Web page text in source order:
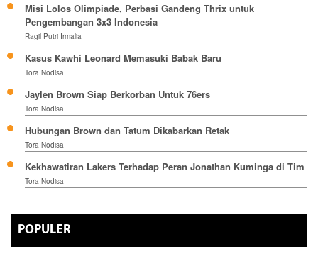
Misi Lolos Olimpiade, Perbasi Gandeng Thrix untuk
Pengembangan 3x3 Indonesia
Ragil Putri Irmalia
Kasus Kawhi Leonard Memasuki Babak Baru
Tora Nodisa
Jaylen Brown Siap Berkorban Untuk 76ers
Tora Nodisa
Hubungan Brown dan Tatum Dikabarkan Retak
Tora Nodisa
Kekhawatiran Lakers Terhadap Peran Jonathan Kuminga di Tim
Tora Nodisa
POPULER